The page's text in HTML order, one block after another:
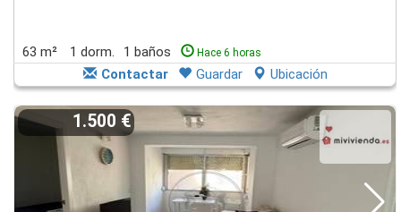
63 m² 1 dorm. 1 baños Hace 6 horas
Contactar Guardar Ubicación
1.500 €